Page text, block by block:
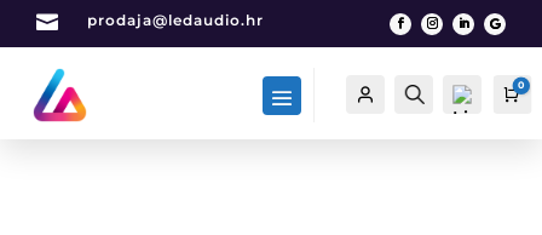
 prodaja@ledaudio.hr
Račun Traži 0